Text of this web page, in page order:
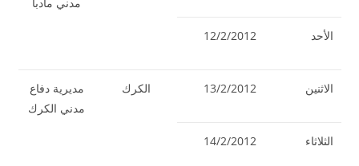
الأحد 12/2/2012
الاثنين 13/2/2012 الكرك
مديرية دفاع
مدني الكرك
الثلاثاء 14/2/2012